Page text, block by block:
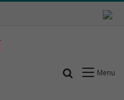
Menu
Search for